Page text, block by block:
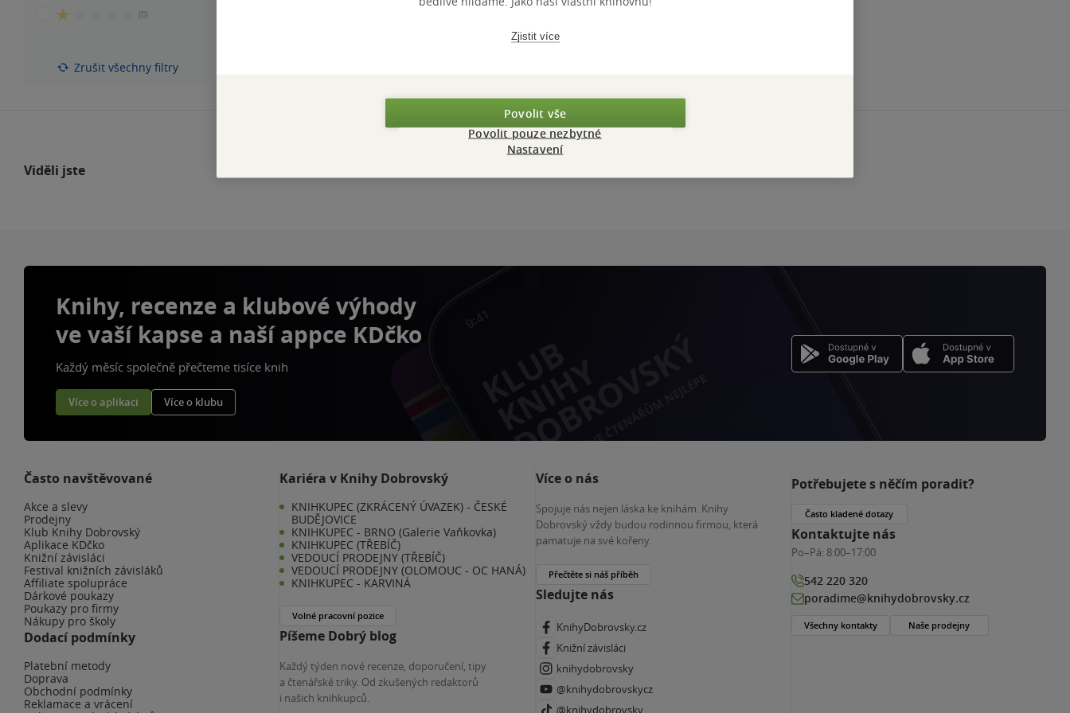
hvězdiček
5
1
(0)
Zrušit všechny filtry
Viděli jste
Knihy, recenze a klubové výhody
ve vaší kapse a naší appce KDčko
Každý měsíc společně přečteme tisíce knih
Více o aplikaci Více o klubu
Často navštěvované
Akce a slevy
Prodejny
Klub Knihy Dobrovský
Aplikace KDčko
Knižní závisláci
Festival knižních závisláků
Affiliate spolupráce
Dárkové poukazy
Poukazy pro firmy
Nákupy pro školy
Dodací podmínky
Platební metody
Doprava
Obchodní podmínky
Reklamace a vrácení
Kariéra v Knihy Dobrovský
KNIHKUPEC (ZKRÁCENÝ ÚVAZEK) - ČESKÉ
BUDĚJOVICE
KNIHKUPEC - BRNO (Galerie Vaňkovka)
KNIHKUPEC (TŘEBÍČ)
VEDOUCÍ PRODEJNY (TŘEBÍČ)
VEDOUCÍ PRODEJNY (OLOMOUC - OC HANÁ)
KNIHKUPEC - KARVINÁ
Volné pracovní pozice
Píšeme Dobrý blog
Každý týden nové recenze, doporučení, tipy
a čtenářské triky. Od zkušených redaktorů
i našich knihkupců.
Více o nás
Spojuje nás nejen láska ke knihám. Knihy
Dobrovský vždy budou rodinnou firmou, která
pamatuje na své kořeny.
Přečtěte si náš příběh
Sledujte nás
KnihyDobrovsky.cz
Knižní závisláci
knihydobrovsky
@knihydobrovskycz
@knihydobrovsky
Potřebujete s něčím poradit?
Často kladené dotazy
Kontaktujte nás
Po–Pá: 8:00–17:00
542 220 320
poradime@knihydobrovsky.cz
Všechny kontakty Naše prodejny
Zjistit více
Povolit vše
Povolit pouze nezbytné
Nastavení